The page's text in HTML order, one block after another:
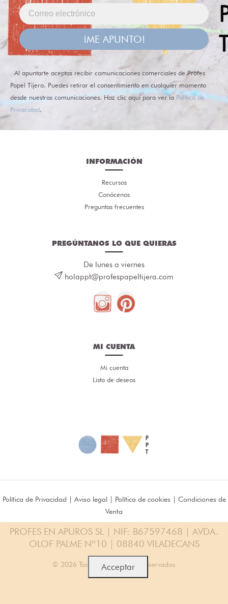
¡ME APUNTO!
Al apuntarte aceptas recibir comunicaciones comerciales de Profes
Papel Tijera. Puedes retirar el consentimiento en cualquier momento
desde nuestras comunicaciones. Haz clic aquí para ver la Política de
Privacidad.
INFORMACIÓN
Recursos
Conócenos
Preguntas frecuentes
PREGÚNTANOS LO QUE QUIERAS
De lunes a viernes
holappt@profespapeltijera.com
MI CUENTA
Mi cuenta
Lista de deseos
Política de Privacidad | Aviso legal| Política de cookies | Condiciones de
Venta
PROFES EN APUROS SL | NIF: B67597468 | AVDA.
OLOF PALME Nº10 | 08840 VILADECANS
© 2026 Todos los Derechos Reservados
Acceptar